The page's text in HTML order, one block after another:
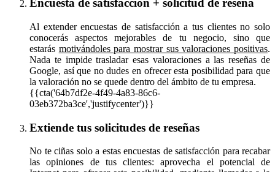
Encuesta de satisfacción + solicitud de reseña
Al extender encuestas de satisfacción a tus clientes no solo
conocerás aspectos mejorables de tu negocio, sino que
estarás motivándoles para mostrar sus valoraciones positivas.
Nada te impide trasladar esas valoraciones a las reseñas de
Google, así que no dudes en ofrecer esta posibilidad para que
la valoración no se quede dentro del ámbito de tu empresa.
{{cta('64b7df2e-4f49-4a83-86c6-
03eb372ba3ce','justifycenter')}}
Extiende tus solicitudes de reseñas
No te ciñas solo a estas encuestas de satisfacción para recabar
las opiniones de tus clientes: aprovecha el potencial de